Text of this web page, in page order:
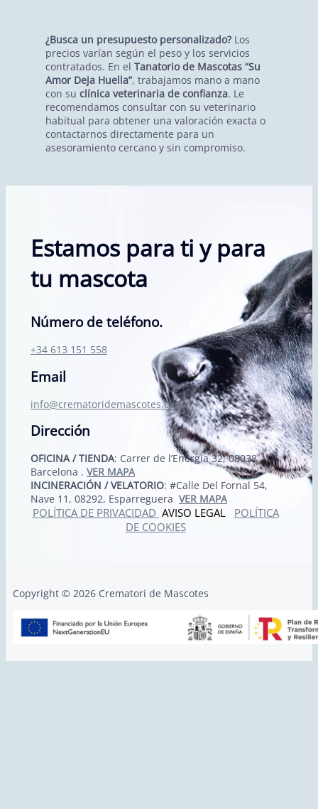
¿Busca un presupuesto personalizado? Los
precios varían según el peso y los servicios
contratados. En elTanatorio de Mascotas “Su
Amor Deja Huella”, trabajamos mano a mano
con suclínica veterinaria de confianza. Le
recomendamos consultar con su veterinario
habitual para obtener una valoración exacta o
contactarnos directamente para un
asesoramiento cercano y sin compromiso.
Estamos para ti y para
tu mascota
Número de teléfono.
+34 613 151 558
Email
info@crematoridemascotes.com
Dirección
OFICINA / TIENDA: Carrer de l’Energia 32, 08038
Barcelona . VER MAPA
INCINERACIÓN / VELATORIO: #Calle Del Fornal 54,
Nave 11, 08292, Esparreguera VER MAPA
POLÍTICA DE PRIVACIDAD AVISO LEGAL POLÍTICA
DE COOKIES
Copyright © 2026 Crematori de Mascotes